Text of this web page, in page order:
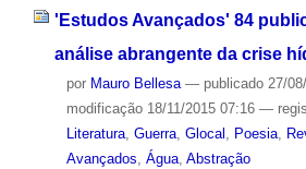
'Estudos Avançados' 84
análise abrangente da crise
por Mauro Bellesa — publicado27/
modificação18/11/2015 07:16 —
Literatura, Guerra, Glocal , Poesia,
Avançados, Água, Abstração